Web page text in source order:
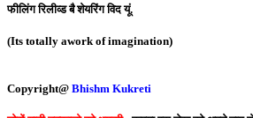
फीलिंग रिलीव्ड बै शेयरिंग विद यूं.
(Its totally awork of imagination)
Copyright@ Bhishm Kukreti